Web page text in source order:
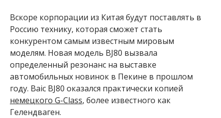
Вскоре корпорации из Китая будут поставлять в
Россию технику, которая сможет стать
конкурентом самым известным мировым
моделям. Новая модель BJ80 вызвала
определенный резонанс на выставке
автомобильных новинок в Пекине в прошлом
году. Baic BJ80 оказался практически копией
немецкого G-Class, более известного как
Гелендваген.